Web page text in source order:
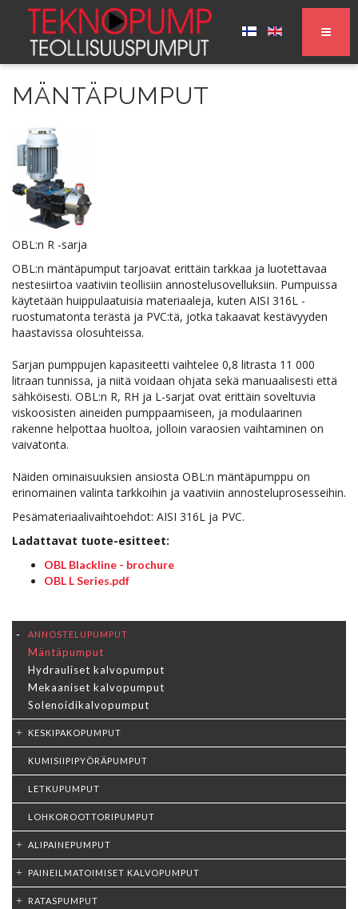
MÄNTÄPUMPUT
OBL:n R -sarja
OBL:n mäntäpumput tarjoavat erittäin tarkkaa ja luotettavaa
nestesiirtoa vaativiin teollisiin annostelusovelluksiin. Pumpuissa
käytetään huippulaatuisia materiaaleja, kuten AISI 316L -
ruostumatonta terästä ja PVC:tä, jotka takaavat kestävyyden
haastavissa olosuhteissa.
Sarjan pumppujen kapasiteetti vaihtelee 0,8 litrasta 11 000
litraan tunnissa, ja niitä voidaan ohjata sekä manuaalisesti että
sähköisesti. OBL:n R, RH ja L-sarjat ovat erittäin soveltuvia
viskoosisten aineiden pumppaamiseen, ja modulaarinen
rakenne helpottaa huoltoa, jolloin varaosien vaihtaminen on
vaivatonta.
Näiden ominaisuuksien ansiosta OBL:n mäntäpumppu on
erinomainen valinta tarkkoihin ja vaativiin annosteluprosesseihin.
Pesämateriaalivaihtoehdot: AISI 316L ja PVC.
Ladattavat tuote-esitteet:
OBL Blackline - brochure
OBL L Series.pdf
ANNOSTELUPUMPUT
Mäntäpumput
Hydrauliset kalvopumput
Mekaaniset kalvopumput
Solenoidikalvopumput
KESKIPAKOPUMPUT
KUMISIIPIPYÖRÄPUMPUT
LETKUPUMPUT
LOHKOROOTTORIPUMPUT
ALIPAINEPUMPUT
PAINEILMATOIMISET KALVOPUMPUT
RATASPUMPUT